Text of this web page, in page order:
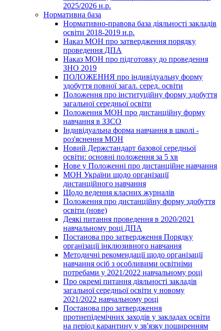
2025/2026 н.р.
Нормативна база
Нормативно-правова база діяльності закладів
освіти 2018-2019 н.р.
Наказ МОН про затвердження порядку
проведення ДПА
Наказ МОН про підготовку до проведення
ЗНО 2019
ПОЛОЖЕННЯ про індивідуальну форму
здобуття повної загал. серед. освіти
Положення про інституційну форму здобуття
загальної середньої освіти
Положення МОН про дистанційну форму
навчання в ЗЗСО
Індивідуальна форма навчання в школі -
роз'яснення МОН
Новий Держстандарт базової середньої
освіти: основні положення за 5 хв
Нове у Положенні про дистанційне навчання
МОН України щодо організації
дистанційного навчання
Щодо ведення класних журналів
Положення про дистанційну форму здобуття
освіти (нове)
Деякі питання проведення в 2020/2021
навчальному році ДПА
Постанова про затвердження Порядку
організації інклюзивного навчання
Методичні рекомендації щодо організації
навчання осіб з особливими освітніми
потребами у 2021/2022 навчальному році
Про окремі питання діяльності закладів
загальної середньої освіти у новому
2021/2022 навчальному році
Постанова про затвердження
протиепідемічних заходів у закладах освіти
на період карантину у зв'язку поширенням